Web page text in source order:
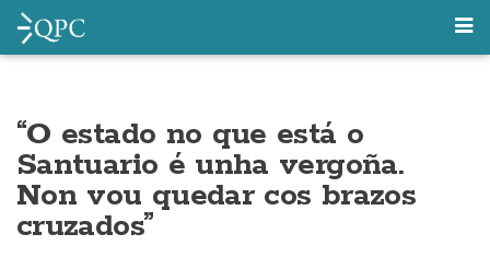
“O estado no que está o
Santuario é unha vergoña.
Non vou quedar cos brazos
cruzados”